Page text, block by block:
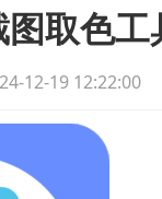
取色工
12-19 12:22:00